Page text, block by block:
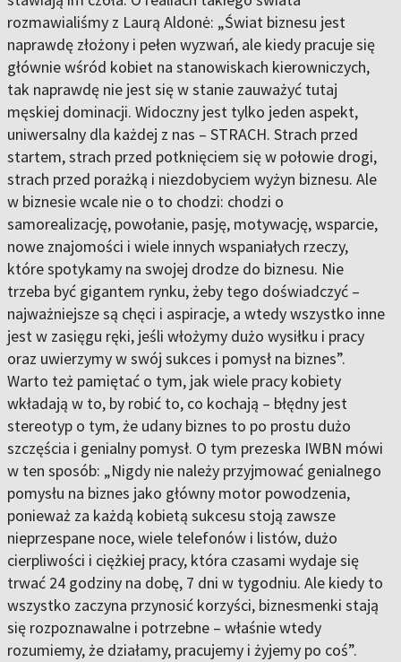
rozmawialiśmy z Laurą Aldonė: „Świat biznesu jest
naprawdę złożony i pełen wyzwań, ale kiedy pracuje się
głównie wśród kobiet na stanowiskach kierowniczych,
tak naprawdę nie jest się w stanie zauważyć tutaj
męskiej dominacji. Widoczny jest tylko jeden aspekt,
uniwersalny dla każdej z nas – STRACH. Strach przed
startem, strach przed potknięciem się w połowie drogi,
strach przed porażką i niezdobyciem wyżyn biznesu. Ale
w biznesie wcale nie o to chodzi: chodzi o
samorealizację, powołanie, pasję, motywację, wsparcie,
nowe znajomości i wiele innych wspaniałych rzeczy,
które spotykamy na swojej drodze do biznesu. Nie
trzeba być gigantem rynku, żeby tego doświadczyć –
najważniejsze są chęci i aspiracje, a wtedy wszystko inne
jest w zasięgu ręki, jeśli włożymy dużo wysiłku i pracy
oraz uwierzymy w swój sukces i pomysł na biznes”.
Warto też pamiętać o tym, jak wiele pracy kobiety
wkładają w to, by robić to, co kochają – błędny jest
stereotyp o tym, że udany biznes to po prostu dużo
szczęścia i genialny pomysł. O tym prezeska IWBN mówi
w ten sposób: „Nigdy nie należy przyjmować genialnego
pomysłu na biznes jako główny motor powodzenia,
ponieważ za każdą kobietą sukcesu stoją zawsze
nieprzespane noce, wiele telefonów i listów, dużo
cierpliwości i ciężkiej pracy, która czasami wydaje się
trwać 24 godziny na dobę, 7 dni w tygodniu. Ale kiedy to
wszystko zaczyna przynosić korzyści, biznesmenki stają
się rozpoznawalne i potrzebne – właśnie wtedy
rozumiemy, że działamy, pracujemy i żyjemy po coś”.